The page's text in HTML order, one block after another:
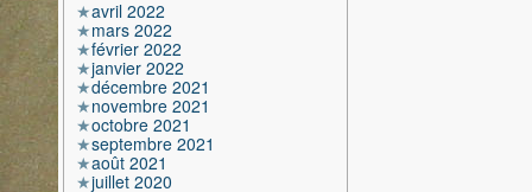
avril 2022
mars 2022
février 2022
janvier 2022
décembre 2021
novembre 2021
octobre 2021
septembre 2021
août 2021
juillet 2020